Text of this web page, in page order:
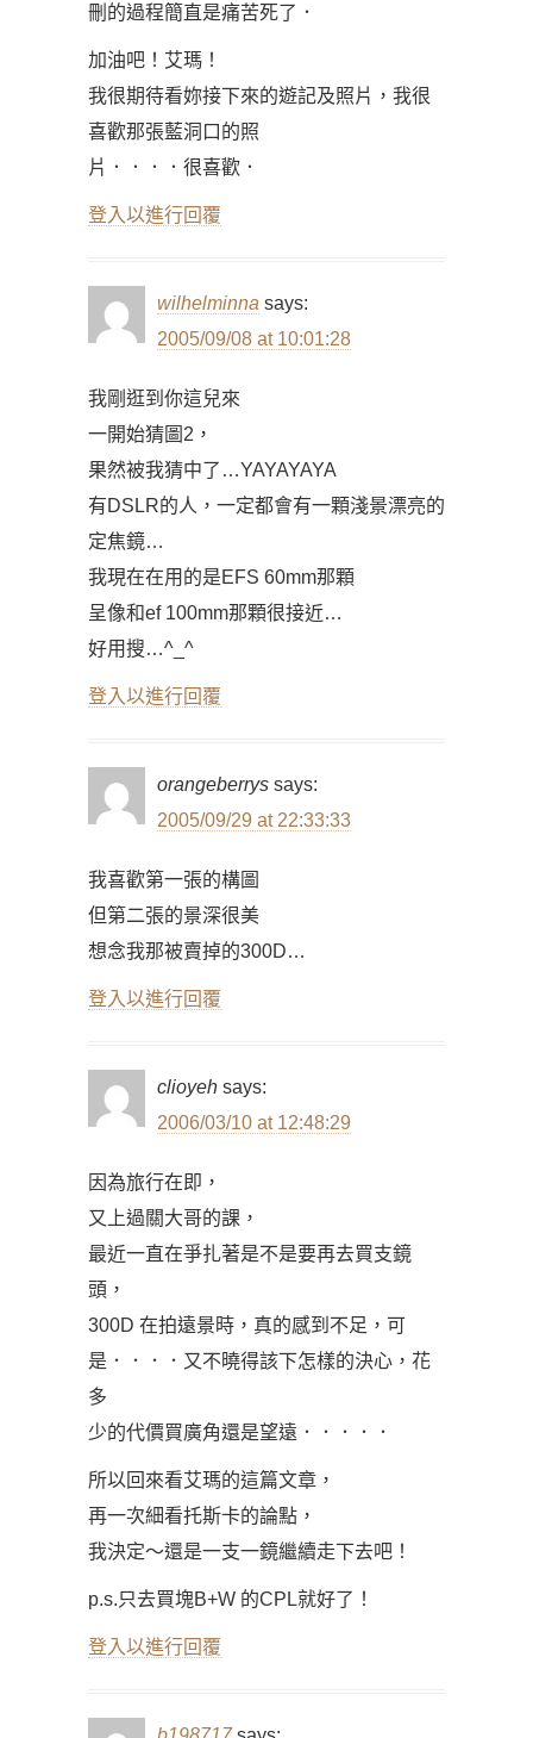
刪的過程簡直是痛苦死了．
加油吧！艾瑪！
我很期待看妳接下來的遊記及照片，我很
喜歡那張藍洞口的照
片．．．．很喜歡．
登入以進行回覆
wilhelminna says:
2005/09/08 at 10:01:28
我剛逛到你這兒來
一開始猜圖2，
果然被我猜中了…YAYAYAYA
有DSLR的人，一定都會有一顆淺景漂亮的
定焦鏡…
我現在在用的是EFS 60mm那顆
呈像和ef 100mm那顆很接近…
好用搜…^_^
登入以進行回覆
orangeberrys says:
2005/09/29 at 22:33:33
我喜歡第一張的構圖
但第二張的景深很美
想念我那被賣掉的300D…
登入以進行回覆
clioyeh says:
2006/03/10 at 12:48:29
因為旅行在即，
又上過關大哥的課，
最近一直在爭扎著是不是要再去買支鏡
頭，
300D 在拍遠景時，真的感到不足，可
是．．．．又不曉得該下怎樣的決心，花
多
少的代價買廣角還是望遠．．．．．
所以回來看艾瑪的這篇文章，
再一次細看托斯卡的論點，
我決定～還是一支一鏡繼續走下去吧！
p.s.只去買塊B+W 的CPL就好了！
登入以進行回覆